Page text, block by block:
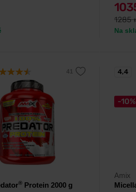
1285
Na
® Protein 2000 g
-10%
Amix
4,4